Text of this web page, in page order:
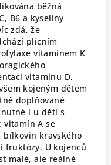
běžná
B6 a kyseliny
zdá, že
plicním
vitaminem K
vitaminu D,
kojeným dětem
doplňované
i u dětí s
vitamín A se
kravského
fruktózy. U kojenců
malé, ale reálné